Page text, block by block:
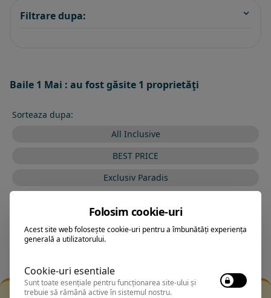
Filtrare dupa:
Baile 1 Mai : au fost găsite 1 proprietăţi
Sorteaza dupa:
All Inclusive
BEST PRICE
Exclusiv Paradis
Filtrarea nu a returnat niciun rezultat
Folosim cookie-uri
Acest site web folosește cookie-uri pentru a îmbunătăți experiența
generală a utilizatorului.
Cookie-uri esentiale
Sunt toate esențiale pentru funcționarea site-ului și
trebuie să rămână active în sistemul nostru.